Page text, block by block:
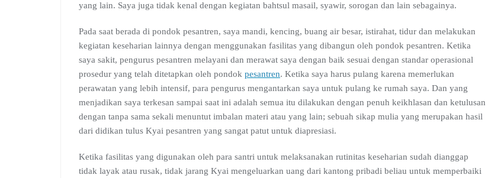
yang lain. Saya juga tidak kenal dengan kegiatan bahtsul masail, syawir, sorogan dan lain sebagainya.
Pada saat berada di pondok pesantren, saya mandi, kencing, buang air besar, istirahat, tidur dan melakukan
kegiatan keseharian lainnya dengan menggunakan fasilitas yang dibangun oleh pondok pesantren. Ketika
saya sakit, pengurus pesantren melayani dan merawat saya dengan baik sesuai dengan standar operasional
prosedur yang telah ditetapkan oleh pondok pesantren. Ketika saya harus pulang karena memerlukan
perawatan yang lebih intensif, para pengurus mengantarkan saya untuk pulang ke rumah saya. Dan yang
menjadikan saya terkesan sampai saat ini adalah semua itu dilakukan dengan penuh keikhlasan dan ketulusan
dengan tanpa sama sekali menuntut imbalan materi atau yang lain; sebuah sikap mulia yang merupakan hasil
dari didikan tulus Kyai pesantren yang sangat patut untuk diapresiasi.
Ketika fasilitas yang digunakan oleh para santri untuk melaksanakan rutinitas keseharian sudah dianggap
tidak layak atau rusak, tidak jarang Kyai mengeluarkan uang dari kantong pribadi beliau untuk memperbaiki